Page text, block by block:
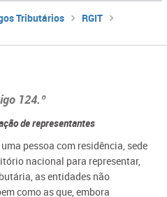
Tributários
RGIT
124.º
de representantes
pessoa com residência, sede
nacional para representar,
as entidades não
como as que, embora